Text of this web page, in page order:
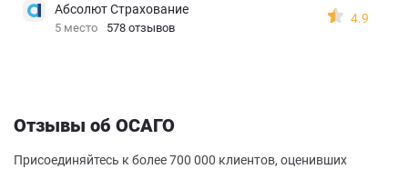
Абсолют Страхование
5 место 578 отзывов
4.9
Отзывы об ОСАГО
Присоединяйтесь к более 700 000 клиентов, оценивших